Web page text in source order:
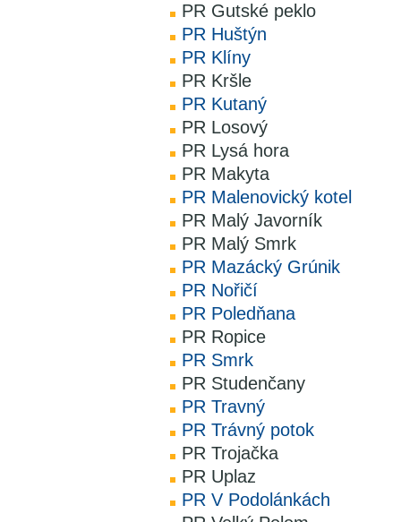
PR Gutské peklo
PR Huštýn
PR Klíny
PR Kršle
PR Kutaný
PR Losový
PR Lysá hora
PR Makyta
PR Malenovický kotel
PR Malý Javorník
PR Malý Smrk
PR Mazácký Grúnik
PR Nořičí
PR Poledňana
PR Ropice
PR Smrk
PR Studenčany
PR Travný
PR Trávný potok
PR Trojačka
PR Uplaz
PR V Podolánkách